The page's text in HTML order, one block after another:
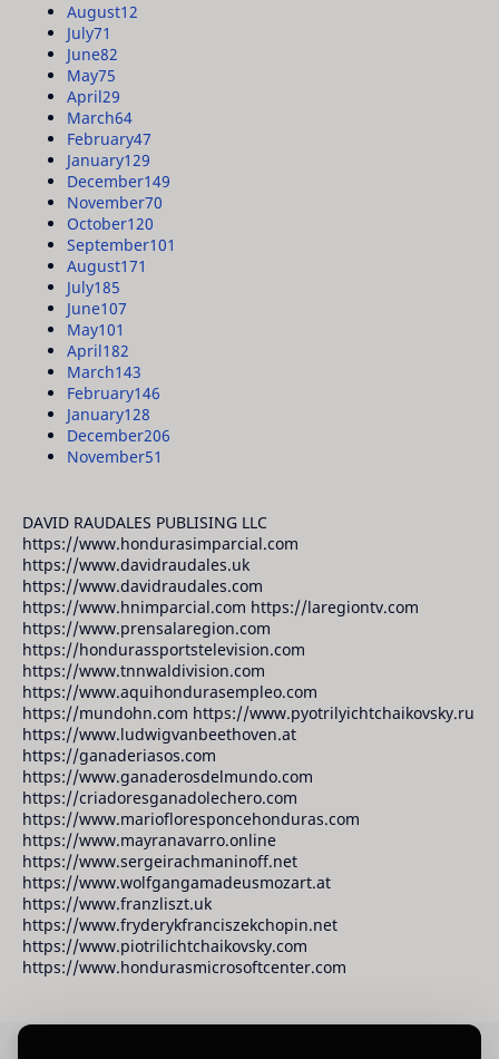
August12
July71
June82
May75
April29
March64
February47
January129
December149
November70
October120
September101
August171
July185
June107
May101
April182
March143
February146
January128
December206
November51
DAVID RAUDALES PUBLISING LLC
https://www.hondurasimparcial.com
https://www.davidraudales.uk
https://www.davidraudales.com
https://www.hnimparcial.com https://laregiontv.com
https://www.prensalaregion.com
https://hondurassportstelevision.com
https://www.tnnwaldivision.com
https://www.aquihondurasempleo.com
https://mundohn.com https://www.pyotrilyichtchaikovsky.ru
https://www.ludwigvanbeethoven.at
https://ganaderiasos.com
https://www.ganaderosdelmundo.com
https://criadoresganadolechero.com
https://www.mariofloresponcehonduras.com
https://www.mayranavarro.online
https://www.sergeirachmaninoff.net
https://www.wolfgangamadeusmozart.at
https://www.franzliszt.uk
https://www.fryderykfranciszekchopin.net
https://www.piotrilichtchaikovsky.com
https://www.hondurasmicrosoftcenter.com